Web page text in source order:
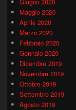
Giugno 2020
Maggio 2020
Aprile 2020
Marzo 2020
Febbraio 2020
Gennaio 2020
Dicembre 2019
Novembre 2019
Ottobre 2019
Settembre 2019
Agosto 2019